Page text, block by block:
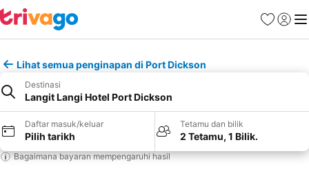
Kegemaran
Daftar
Lihat semua penginapan di Port Dickson
Destinasi
Langit Langi Hotel Port Dickson
Daftar masuk/keluar
Pilih tarikh
Tetamu dan bilik
2 Tetamu, 1 Bilik.
Bagaimana bayaran mempengaruhi hasil